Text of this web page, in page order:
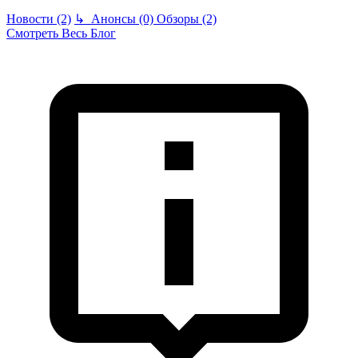
Новости (2) ↳ Анонсы (0) Обзоры (2)
Смотреть Весь Блог